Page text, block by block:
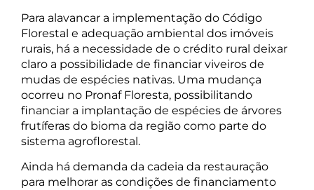
Para alavancar a implementação do Código
Florestal e adequação ambiental dos imóveis
rurais, há a necessidade de o crédito rural deixar
claro a possibilidade de financiar viveiros de
mudas de espécies nativas. Uma mudança
ocorreu no Pronaf Floresta, possibilitando
financiar a implantação de espécies de árvores
frutíferas do bioma da região como parte do
sistema agroflorestal.
Ainda há demanda da cadeia da restauração
para melhorar as condições de financiamento